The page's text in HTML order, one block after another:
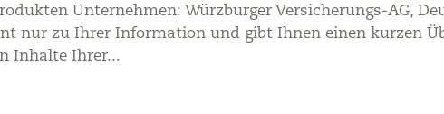
Unternehmen: Würzburger Versicherungs-AG,
nur zu Ihrer Information und gibt Ihnen einen kurzen
Inhalte Ihrer...